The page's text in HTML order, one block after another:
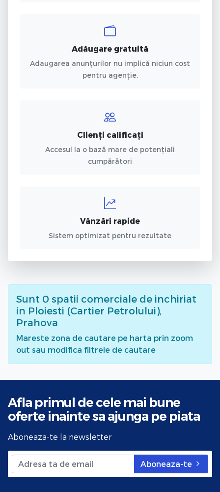
Adăugare gratuită
Adaugarea anunțurilor nu implică niciun cost
pentru agenție.
Clienți calificați
Accesul la o bază mare de potențiali
cumpărători
Vânzări rapide
Sistem optimizat pentru rezultate
Sunt 0 spatii comerciale de inchiriat
in Ploiesti (Cartier Petrolului),
Prahova
Mareste zona de cautare pe harta prin zoom
out sau modifica filtrele de cautare
Afla primul de cele mai bune
oferte inainte sa ajunga pe piata
Aboneaza-te la newsletter
Aboneaza-te